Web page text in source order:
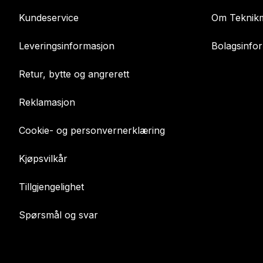
Kundeservice
Leveringsinformasjon
Retur, bytte og angrerett
Reklamasjon
Cookie- og personvernerklæring
Kjøpsvilkår
Tillgjengelighet
Spørsmål og svar
Om